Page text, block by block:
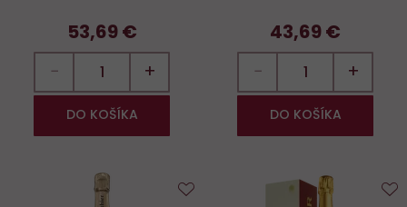
53,69 €
− +
DO KOŠÍKA
43,69 €
− +
DO KOŠÍKA